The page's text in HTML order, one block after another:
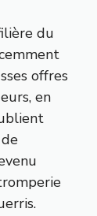
du
offres
en